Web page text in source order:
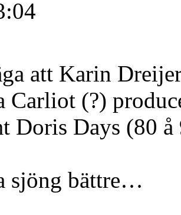
att Karin
Carliot (?)
Doris Days (80
sjöng bättre…